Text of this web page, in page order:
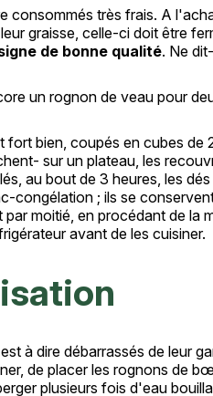
consommés très frais. A
graisse, celle-ci doit être
de bonne qualité. Ne
un rognon de veau pour
bien, coupés en cubes de
sur un plateau, les
au bout de 3 heures, les
congélation ; ils se
moitié, en procédant de la
avant de les cuisiner.
à dire débarrassés de leur
de placer les rognons de
plusieurs fois d'eau